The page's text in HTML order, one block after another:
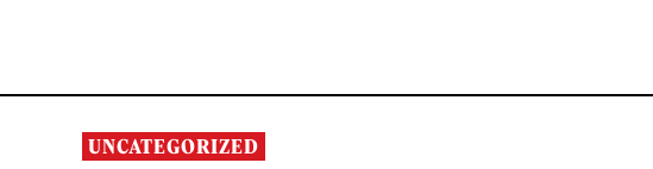
UNCATEGORIZED